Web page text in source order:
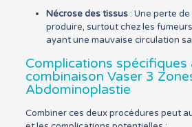
Nécrose des tissus: Une perte
produire, surtout chez les
ayant une mauvaise circulation
Complications spécifiques
combinaison Vaser 3
Abdominoplastie
Combiner ces deux procédures peut